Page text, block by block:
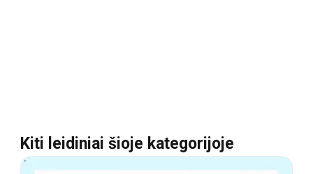
Kiti leidiniai šioje kategorijoje